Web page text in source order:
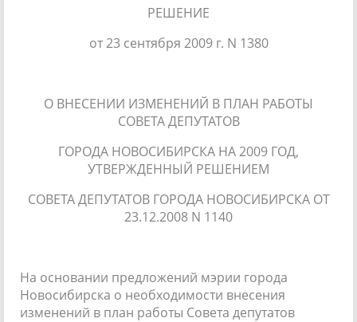
РЕШЕНИЕ
от 23 сентября 2009 г. N 1380
О ВНЕСЕНИИ ИЗМЕНЕНИЙ В ПЛАН РАБОТЫ
СОВЕТА ДЕПУТАТОВ
ГОРОДА НОВОСИБИРСКА НА 2009 ГОД,
УТВЕРЖДЕННЫЙ РЕШЕНИЕМ
СОВЕТА ДЕПУТАТОВ ГОРОДА НОВОСИБИРСКА ОТ
23.12.2008 N 1140
На основании предложений мэрии города
Новосибирска о необходимости внесения
изменений в план работы Совета депутатов